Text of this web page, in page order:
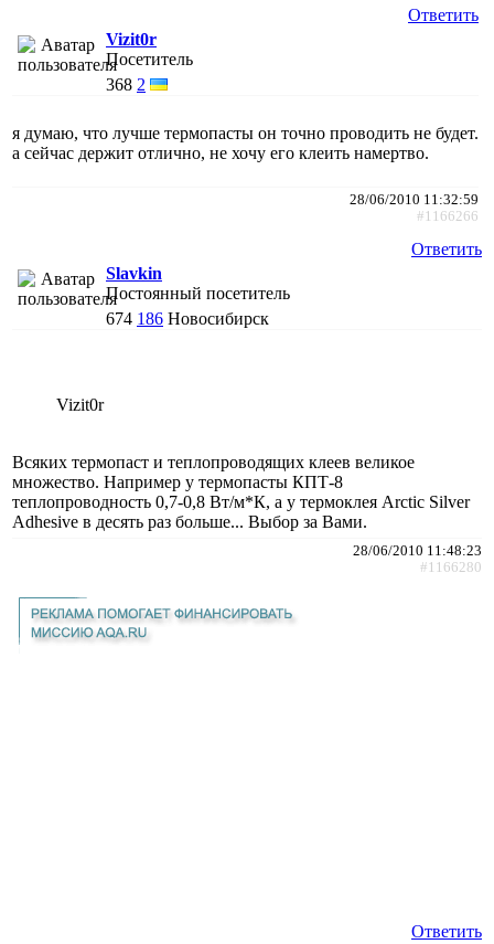
Ответить
Vizit0r
Посетитель
368 2
я думаю, что лучше термопасты он точно проводить не будет.
а сейчас держит отлично, не хочу его клеить намертво.
28/06/2010 11:32:59
#1166266
Ответить
Slavkin
Постоянный посетитель
674 186 Новосибирск
Vizit0r
Всяких термопаст и теплопроводящих клеев великое
множество. Например у термопасты КПТ-8
теплопроводность 0,7-0,8 Вт/м*К, а у термоклея Arctic Silver
Adhesive в десять раз больше... Выбор за Вами.
28/06/2010 11:48:23
#1166280
Ответить